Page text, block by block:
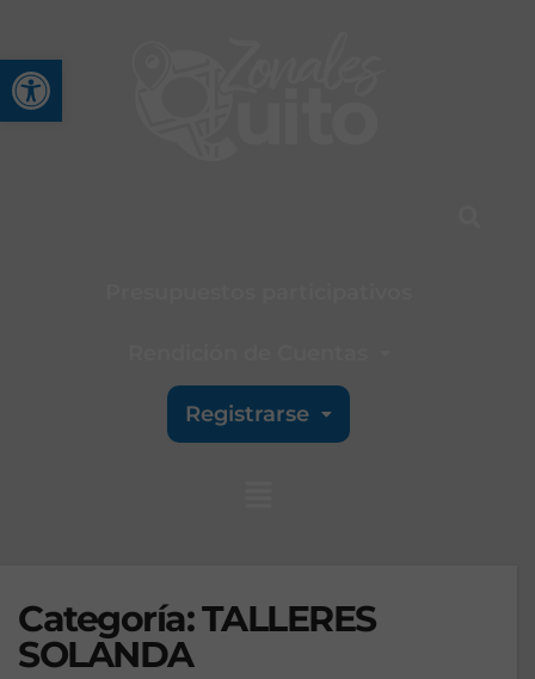
Abrir barra de
Registrarse
Categoría:TALLERES
SOLANDA